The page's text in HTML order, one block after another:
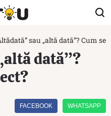
sau „altă dată”? Cum se
dată”?
FACEBOOK WHATSAPP